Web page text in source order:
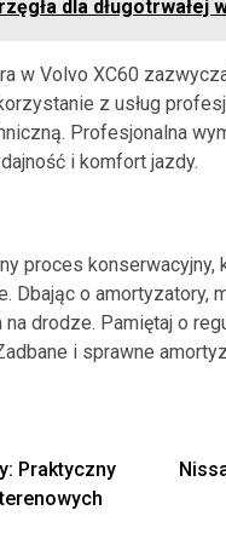
dla długotrwałej
w Volvo XC60
z usług
Profesjonalna
i komfort jazdy.
proces
Dbając o
drodze. Pamiętaj o
i sprawne
Praktyczny